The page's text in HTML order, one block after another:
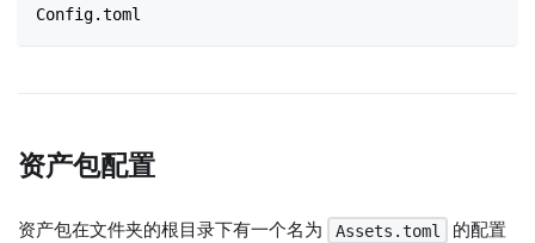
Config.toml
资产包配置
资产包在文件夹的根目录下有一个名为 Assets.toml
的配置